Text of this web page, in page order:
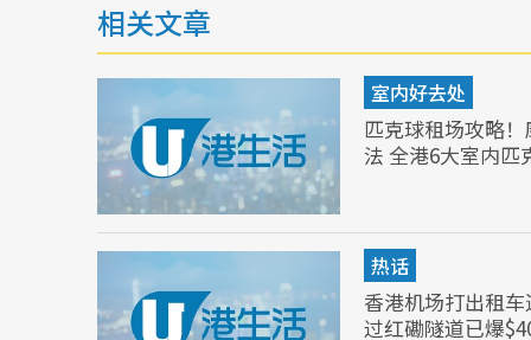
相关文章
室内好去处
匹克球租场攻略
法 全港6大室内
热话
香港机场打出租
过红磡隧道已爆